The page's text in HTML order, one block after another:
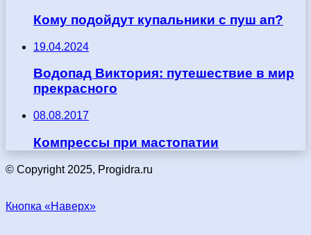
Кому подойдут купальники с пуш ап?
19.04.2024
Водопад Виктория: путешествие в мир
прекрасного
08.08.2017
Компрессы при мастопатии
© Copyright 2025, Progidra.ru
Кнопка «Наверх»